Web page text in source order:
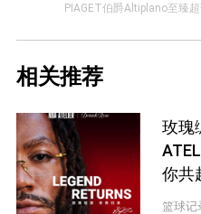
PIAGET伯爵Altiplano至臻
相关推荐
玫瑰
你共
篮球记